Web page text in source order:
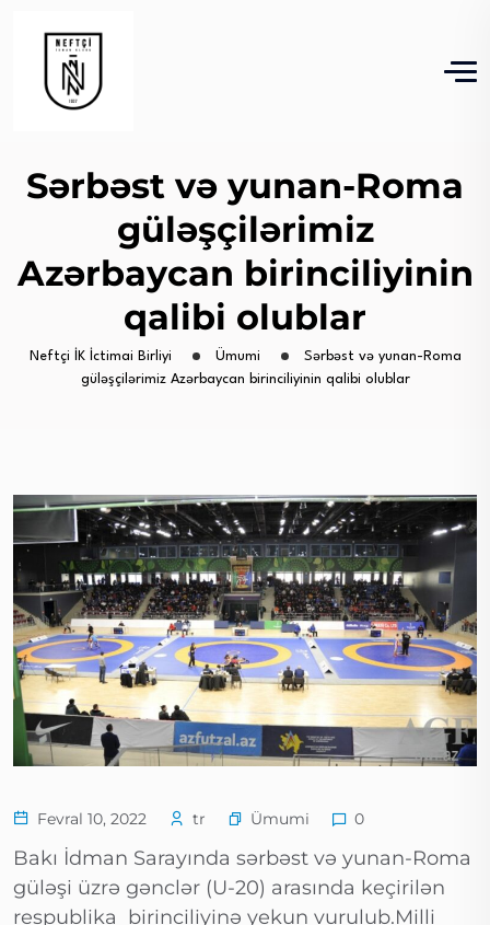
Sərbəst və yunan-Roma
güləşçilərimiz
Azərbaycan birinciliyinin
qalibi olublar
Neftçi İK İctimai Birliyi Ümumi
Sərbəst və yunan-Roma
güləşçilərimiz Azərbaycan birinciliyinin qalibi olublar
Fevral 10, 2022 tr Ümumi 0
Bakı İdman Sarayında sərbəst və yunan-Roma
güləşi üzrə gənclər (U-20) arasında keçirilən
respublika birinciliyinə yekun vurulub.Milli